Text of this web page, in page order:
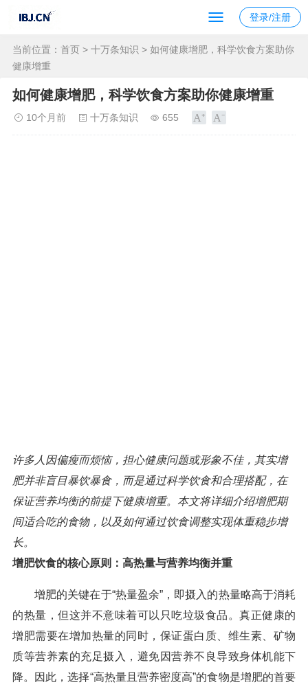
登录/注册
当前位置： 首页 > 十万条知识 > 如何健康增肥，科学饮食方案助你
健康增重
如何健康增肥，科学饮食方案助你健康增重
10个月前 十万条知识 655
许多人因偏瘦而烦恼，担心健康问题或形象不佳，其实增
肥并非盲目暴饮暴食，而是通过科学饮食和合理搭配，在
保证营养均衡的前提下健康增重。本文将详细介绍增肥期
间适合吃的食物，以及如何通过饮食调整实现体重稳步增
长。
增肥饮食的核心原则：高热量与营养均衡并重
增肥的关键在于“热量盈余”，即摄入的热量略高于消耗
的热量，但这并不意味着可以只吃垃圾食品。真正健康的
增肥需要在增加热量的同时，保证蛋白质、维生素、矿物
质等营养素的充足摄入，避免因营养不良导致身体机能下
降。因此，选择“高热量且营养密度高”的食物是增肥的首要